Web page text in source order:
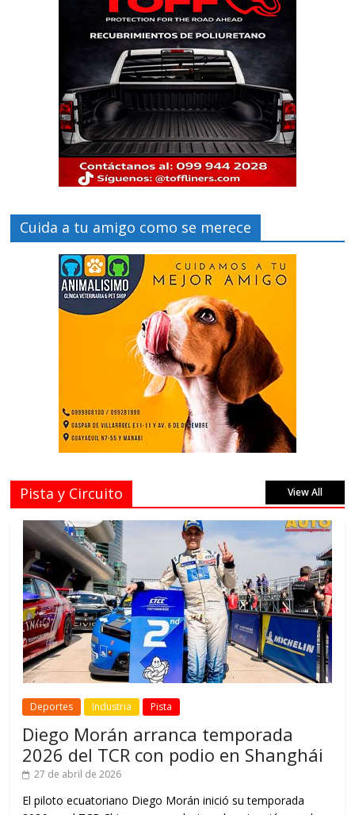
Cuida a tu amigo como se merece
Pista y Circuito View All
Deportes Industria Pista
Diego Morán arranca temporada
2026 del TCR con podio en Shanghái
27 de abril de 2026
El piloto ecuatoriano Diego Morán inició su temporada